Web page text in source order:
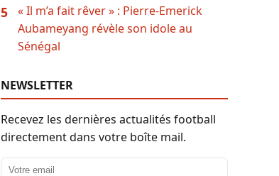
5
« Il m’a fait rêver » : Pierre-Emerick
Aubameyang révèle son idole au
Sénégal
NEWSLETTER
Recevez les dernières actualités football
directement dans votre boîte mail.
Adresse email